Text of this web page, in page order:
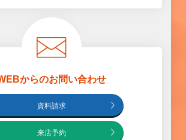
からのお問い合わせ
資料請求
来店予約